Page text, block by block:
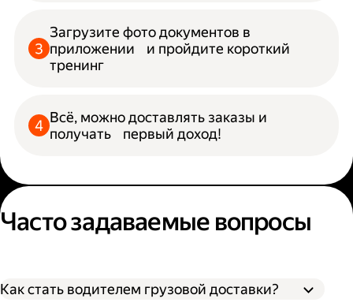
Загрузите фото документов в
приложении и пройдите короткий
тренинг
Всё, можно доставлять заказы и
получать первый доход!
Часто задаваемые вопросы
Как стать водителем грузовой доставки?